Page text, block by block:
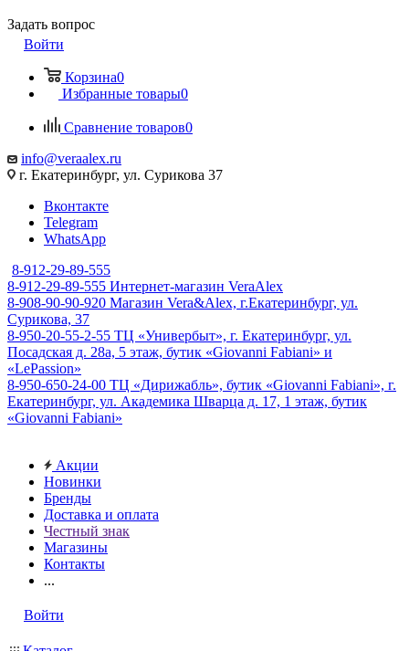
Задать вопрос
Войти
Корзина0
Избранные товары0
Сравнение товаров0
info@veraalex.ru
г. Екатеринбург, ул. Сурикова 37
Вконтакте
Telegram
WhatsApp
8-912-29-89-555
8-912-29-89-555 Интернет-магазин VeraAlex
8-908-90-90-920 Магазин Vera&Alex, г.Екатеринбург, ул.
Сурикова, 37
8-950-20-55-2-55 ТЦ «Универбыт», г. Екатеринбург, ул.
Посадская д. 28а, 5 этаж, бутик «Giovanni Fabiani» и
«LePassion»
8-950-650-24-00 ТЦ «Дирижабль», бутик «Giovanni Fabiani», г.
Екатеринбург, ул. Академика Шварца д. 17, 1 этаж, бутик
«Giovanni Fabiani»
Акции
Новинки
Бренды
Доставка и оплата
Честный знак
Магазины
Контакты
...
Войти